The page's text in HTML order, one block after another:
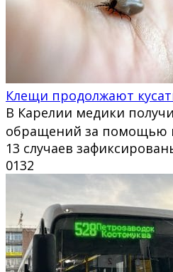
Клещи продолжают
В Карелии медики
обращений за помощью
13 случаев
0132